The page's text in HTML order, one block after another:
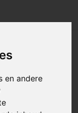
en andere
niet